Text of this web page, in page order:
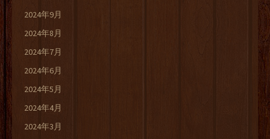
2024年9月
2024年8月
2024年7月
2024年6月
2024年5月
2024年4月
2024年3月